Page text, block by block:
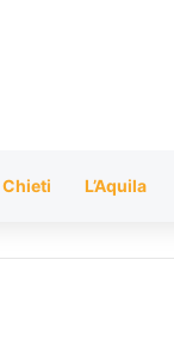
Chieti L’Aquila